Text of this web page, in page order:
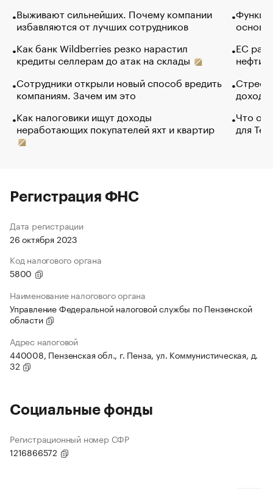
Выживают сильнейших. Почему компании
избавляются от лучших сотрудников
Как банк Wildberries резко нарастил
кредиты селлерам до атак на склады
Сотрудники открыли новый способ вредить
компаниям. Зачем им это
Как налоговики ищут доходы
неработающих покупателей яхт и квартир
основ
ЕС
нефти
Что
для
Регистрация ФНС
Дата регистрации
26 октября 2023
Код налогового органа
5800
Наименование налогового органа
Управление Федеральной налоговой службы по Пензенской
области
Адрес налоговой
440008, Пензенская обл., г. Пенза, ул. Коммунистическая, д.
32
Социальные фонды
Регистрационный номер СФР
1216866572